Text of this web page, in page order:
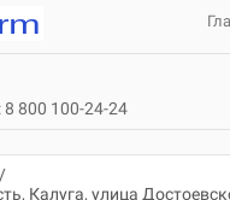
800 100-24-24
/
Калуга, улица